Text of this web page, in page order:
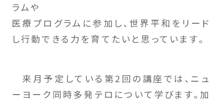
ラムや
医療プログラムに参加し、世界平和をリード
し行動できる力を育てたいと思っています。
来月予定している第2回の講座では、ニュ
ーヨーク同時多発テロについて学びます。加